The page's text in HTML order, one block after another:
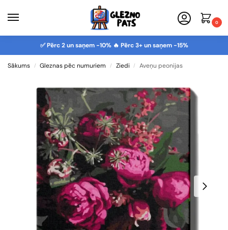
0
✅ Pērc 2 un saņem -10% 🔥 Pērc 3+ un saņem -15%
Sākums / Gleznas pēc numuriem / Ziedi / Aveņu peonijas